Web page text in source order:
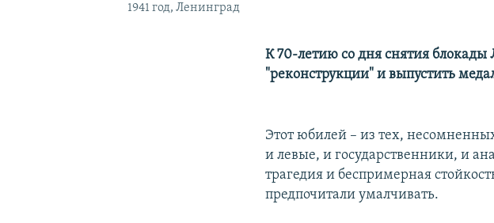
1941 год, Ленинград
К 70-летию со дня снятия
"реконструкции" и выпустить
Этот юбилей – из тех,
и левые, и государственники, и
трагедия и беспримерная
предпочитали умалчивать.